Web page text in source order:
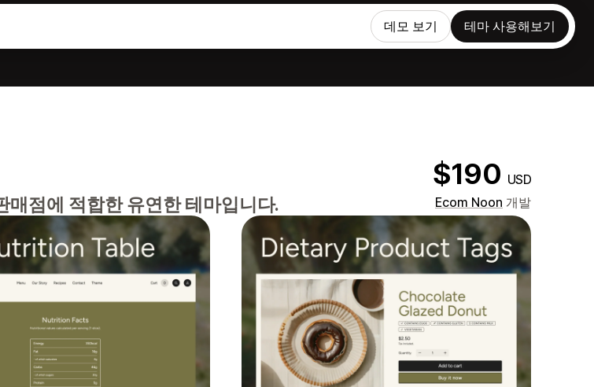
데모 보기 테마 사용해보기
$190 USD
매점에 적합한 유연한 테마입니다. Ecom Noon 개발